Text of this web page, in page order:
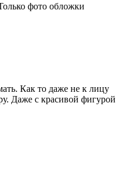
фото обложки
Как то даже не к лицу
Даже с красивой фигурой